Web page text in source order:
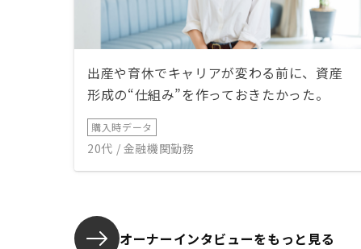
出産や育休でキャリアが変わる前に、資産
形成の“仕組み”を作っておきたかった。
購入時データ
20代 / 金融機関勤務
オーナーインタビューをもっと見る